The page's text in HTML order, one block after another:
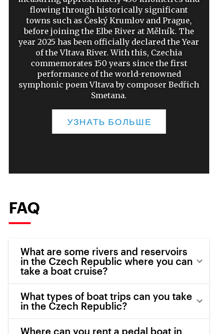
flowing through historically significant
towns such as Český Krumlov and Prague,
before joining the Elbe River at Mělník. The
year 2025 has been officially declared the Year
of the Vltava River. With this, Czechia
commemorates 150 years since the first
performance of the world-renowned
symphonic poem Vltava by composer Bedřich
Smetana.
УЗНАТЬ БОЛЬШЕ
FAQ
What are some rivers and reservoirs
in the Czech Republic where you can
take a boat cruise?
What types of boat trips can you take
in the Czech Republic?
Where can you rent a pedal boat in